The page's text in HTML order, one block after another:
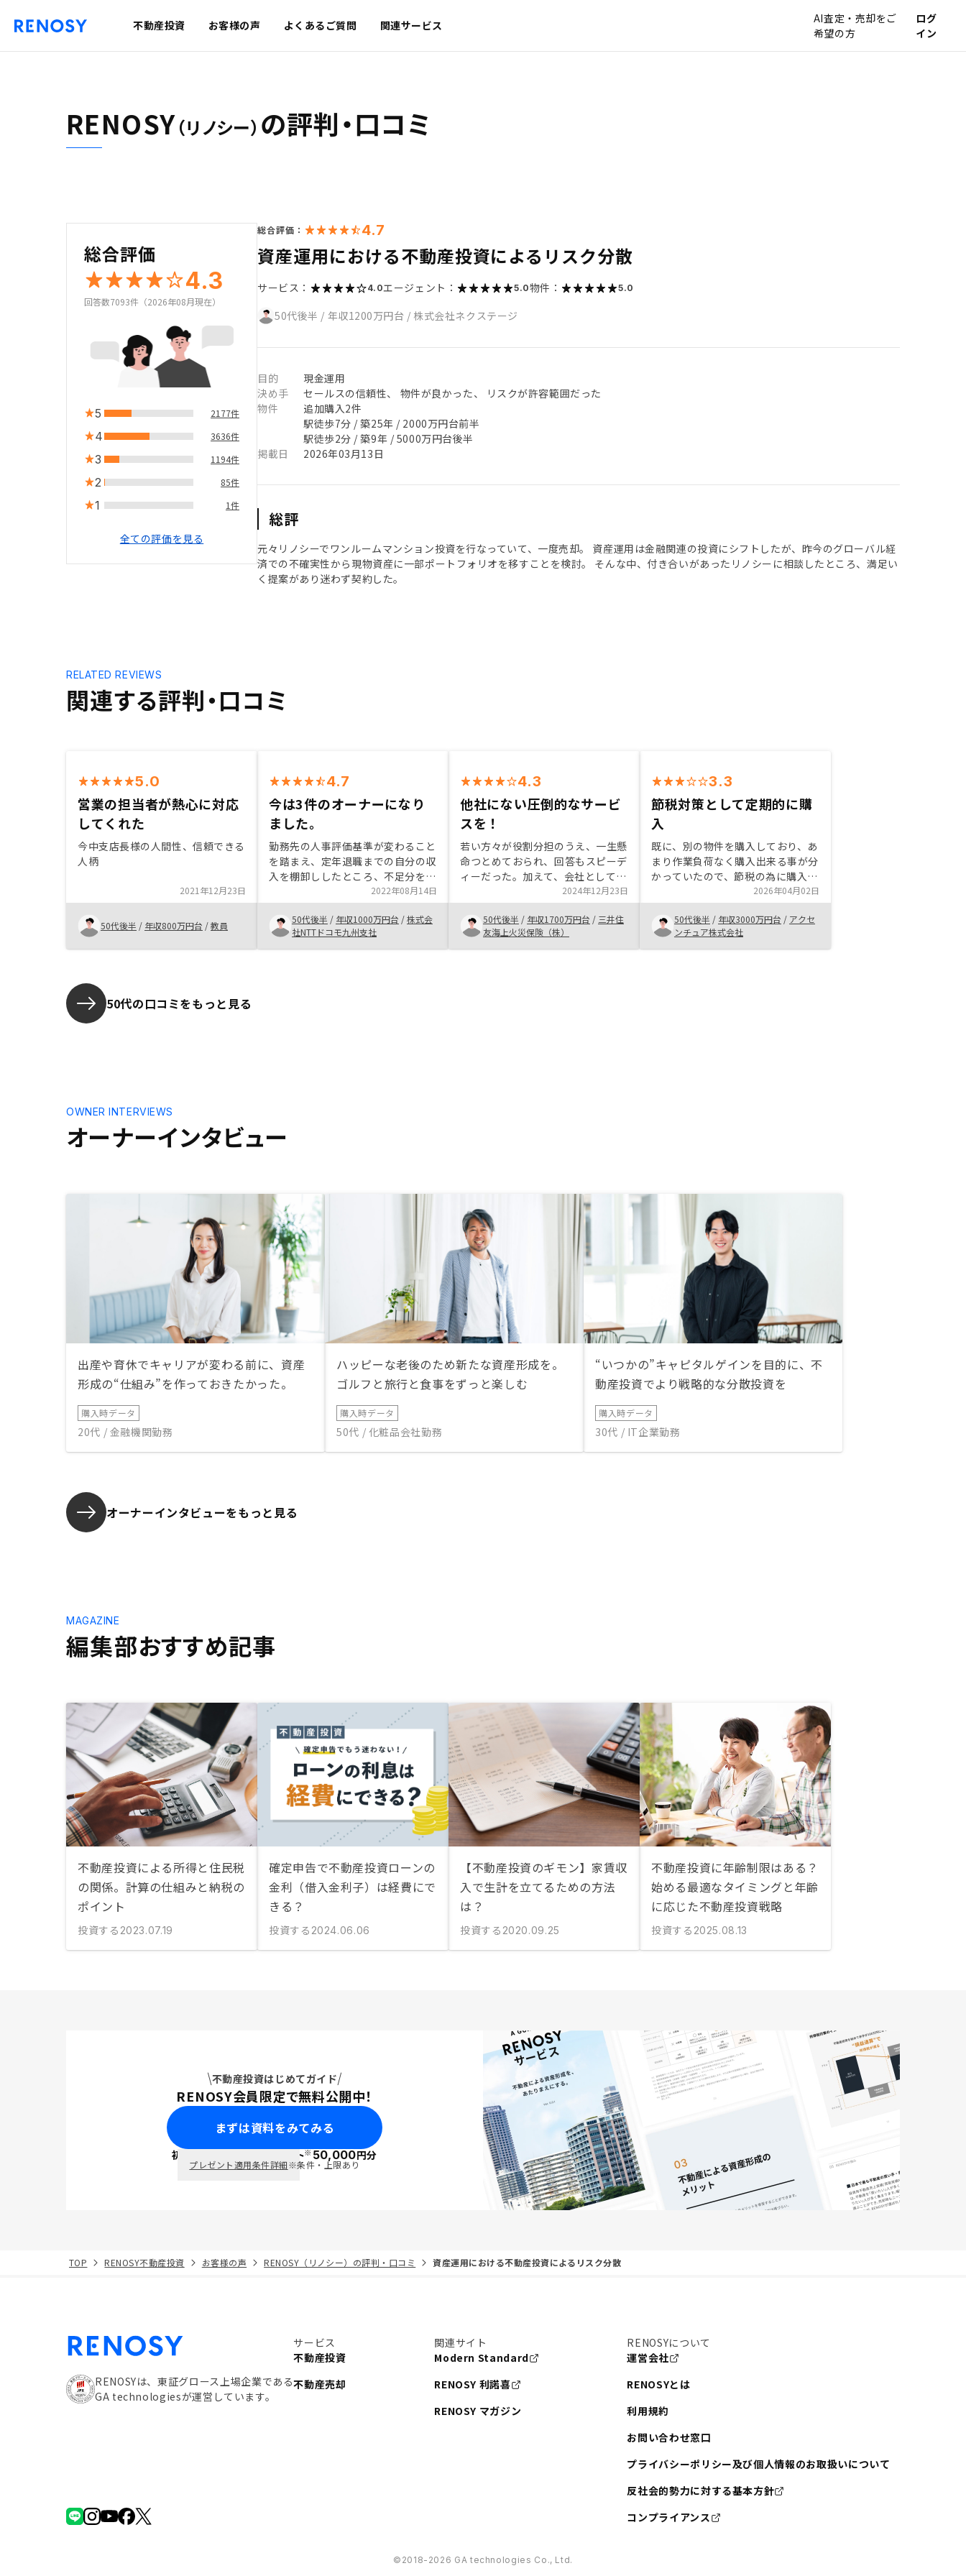
不動産投資 お客様の声 よくあるご質問 関連サービス
AI査定・売却をご
希望の方
ログ
イン
RENOSY（リノシー） の評判・口コミ
総合評価
4.3
回答数7093件（2026年08月現在）
5 2177件
4 3636件
3 1194件
2 85件
1 1件
全ての評価を見る
総合評価： 4.7
資産運用における不動産投資によるリスク分散
サービス： 4.0エージェント： 5.0物件： 5.0
50代後半 / 年収1200万円台 / 株式会社ネクステージ
目的
現金運用
決め手
セールスの信頼性、 物件が良かった、 リスクが許容範囲だった
物件
追加購入2件
駅徒歩7分 / 築25年 / 2000万円台前半
駅徒歩2分 / 築9年 / 5000万円台後半
掲載日
2026年03月13日
総評
元々リノシーでワンルームマンション投資を行なっていて、一度売却。 資産運用は金融関連の投資にシフトしたが、昨今のグローバル経
済での不確実性から現物資産に一部ポートフォリオを移すことを検討。 そんな中、付き合いがあったリノシーに相談したところ、満足い
く提案があり迷わず契約した。
関連する評判・口コミ
RELATED REVIEWS
5.0
営業の担当者が熱心に対応
してくれた
今中支店長様の人間性、信頼できる
人柄
2021年12月23日
50代後半 / 年収800万円台 /教員
4.7
今は3件のオーナーになり
ました。
勤務先の人事評価基準が変わること
を踏まえ、定年退職までの自分の収
入を棚卸ししたところ、不足分をど
のように補填するかか不動産投資を
始めたきっかけです。 RENOSYは
不動産投資のメリットデメリットを
わかりやすく説明していたことと営
業担当者に不明点を質問した際にリ
2022年08月14日
50代後半 / 年収1000万円台 /株式会
社NTTドコモ九州支社
4.3
他社にない圧倒的なサービ
スを！
若い方々が役割分担のうえ、一生懸
命つとめておられ、回答もスピーデ
ィーだった。加えて、会社として上
司のバックアップ体制もあると思え
たため。また上場している信頼感・
安心感もさることながら、不透明感
も他社に比べると少なかったため他
社より優れたサポート。細かい点で
2024年12月23日
50代後半 / 年収1700万円台 / 三井住
友海上火災保険（株）
3.3
節税対策として定期的に購
入
既に、別の物件を購入しており、あ
まり作業負荷なく購入出来る事が分
かっていたので、節税の為に購入す
る事にした。担当の方には、普段か
ら色々と情報をもらっており、出世
意欲もあり協力した形です。 物件
については、はっきりいって収益性
が若干低く、他社に見劣りする部分
2026年04月02日
50代後半 / 年収3000万円台 / アクセ
ンチュア株式会社
50代の口コミをもっと見る
オーナーインタビュー
OWNER INTERVIEWS
出産や育休でキャリアが変わる前に、資産
形成の“仕組み”を作っておきたかった。
購入時データ
20代 / 金融機関勤務
ハッピーな老後のため新たな資産形成を。
ゴルフと旅行と食事をずっと楽しむ
購入時データ
50代 / 化粧品会社勤務
“いつかの”キャピタルゲインを目的に、不
動産投資でより戦略的な分散投資を
購入時データ
30代 / IT企業勤務
オーナーインタビューをもっと見る
編集部おすすめ記事
MAGAZINE
不動産投資による所得と住民税
の関係。計算の仕組みと納税の
ポイント
投資する 2023.07.19
確定申告で不動産投資ローンの
金利（借入金利子）は経費にで
きる？
投資する 2024.06.06
【不動産投資のギモン】家賃収
入で生計を立てるための方法
は？
投資する 2020.09.25
不動産投資に年齢制限はある？
始める最適なタイミングと年齢
に応じた不動産投資戦略
投資する 2025.08.13
不動産投資はじめてガイド
RENOSY会員限定で無料公開中！
まずは資料をみてみる
初回面談で ポイント※50,000円分
プレゼント適用条件詳細※条件・上限あり
TOP RENOSY不動産投資 お客様の声 RENOSY（リノシー）の評判・口コミ 資産運用における不動産投資によるリスク分散
RENOSYは、東証グロース上場企業である
GA technologiesが運営しています。
サービス
不動産投資
不動産売却
関連サイト
Modern Standard
RENOSY 利諾喜
RENOSY マガジン
RENOSYについて
運営会社
RENOSYとは
利用規約
お問い合わせ窓口
プライバシーポリシー及び個人情報のお取扱いについて
反社会的勢力に対する基本方針
コンプライアンス
©︎2018-2026 GA technologies Co., Ltd.